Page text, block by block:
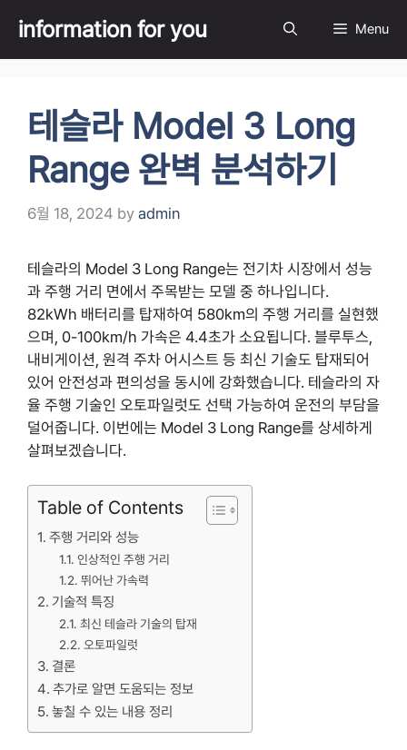
content
information for you Menu
테슬라 Model 3 Long
Range 완벽 분석하기
6월 18, 2024 by admin
테슬라의 Model 3 Long Range는 전기차 시장에서 성능
과 주행 거리 면에서 주목받는 모델 중 하나입니다.
82kWh 배터리를 탑재하여 580km의 주행 거리를 실현했
으며, 0-100km/h 가속은 4.4초가 소요됩니다. 블루투스,
내비게이션, 원격 주차 어시스트 등 최신 기술도 탑재되어
있어 안전성과 편의성을 동시에 강화했습니다. 테슬라의 자
율 주행 기술인 오토파일럿도 선택 가능하여 운전의 부담을
덜어줍니다. 이번에는 Model 3 Long Range를 상세하게
살펴보겠습니다.
Table of Contents
주행 거리와 성능
인상적인 주행 거리
뛰어난 가속력
기술적 특징
최신 테슬라 기술의 탑재
오토파일럿
결론
추가로 알면 도움되는 정보
놓칠 수 있는 내용 정리